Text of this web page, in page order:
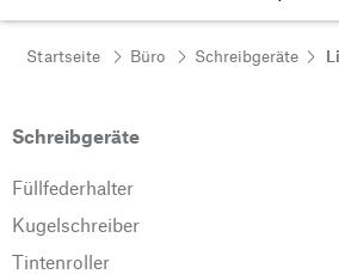
Startseite Büro Schreibgeräte
Schreibgeräte
Füllfederhalter
Kugelschreiber
Tintenroller